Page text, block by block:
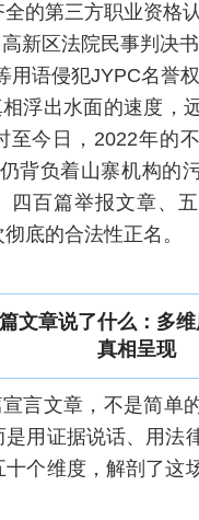
的第三方职业资格
区法院民事判决书
用语侵犯JYPC名誉权
浮出水面的速度，
至今日，2022年的
背负着山寨机构的
四百篇举报文章、
底的合法性正名。
文章说了什么：多
真相呈现
言文章，不是简单
是用证据说话、用法
十个维度，解剖了这